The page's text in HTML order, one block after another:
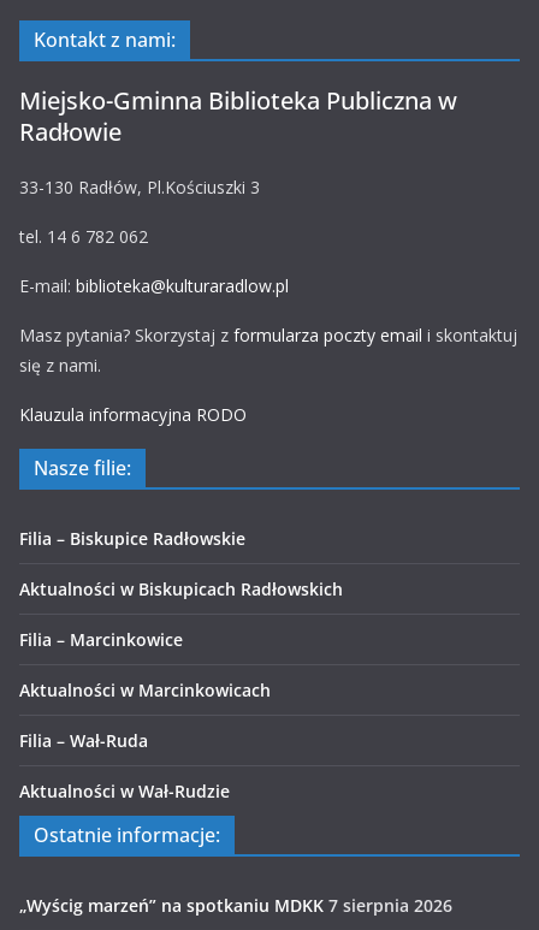
Kontakt z nami:
Miejsko-Gminna Biblioteka Publiczna w
Radłowie
33-130 Radłów, Pl.Kościuszki 3
tel. 14 6 782 062
E-mail: biblioteka@kulturaradlow.pl
Masz pytania? Skorzystaj z formularza poczty email i skontaktuj
się z nami.
Klauzula informacyjna RODO
Nasze filie:
Filia – Biskupice Radłowskie
Aktualności w Biskupicach Radłowskich
Filia – Marcinkowice
Aktualności w Marcinkowicach
Filia – Wał-Ruda
Aktualności w Wał-Rudzie
Ostatnie informacje:
„Wyścig marzeń” na spotkaniu MDKK 7 sierpnia 2026